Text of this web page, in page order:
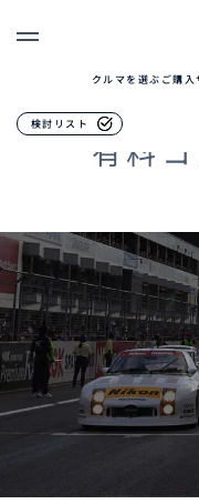
クルマを選ぶ ご購入
検討リスト
車種・グレード比較
ご購入サポート
クルマ購入ガイド
カンタン見積り
販売店検索
試乗車検索
購入相談
CLUB MAZDAとは
お知らせ配信の登録・
ログアウト
入場券（1日券）前売り・当日
有料